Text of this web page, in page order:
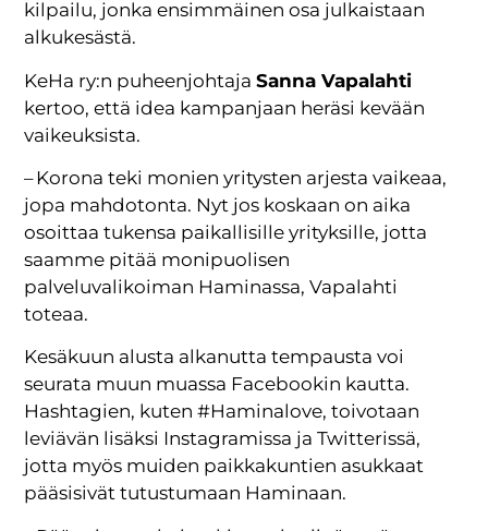
kilpailu, jonka ensimmäinen osa julkaistaan
alkukesästä.
KeHa ry:n puheenjohtajaSanna Vapalahti
kertoo, että idea kampanjaan heräsi kevään
vaikeuksista.
– Korona teki monien yritysten arjesta vaikeaa,
jopa mahdotonta. Nyt jos koskaan on aika
osoittaa tukensa paikallisille yrityksille, jotta
saamme pitää monipuolisen
palveluvalikoiman Haminassa, Vapalahti
toteaa.
Kesäkuun alusta alkanutta tempausta voi
seurata muun muassa Facebookin kautta.
Hashtagien, kuten #Haminalove, toivotaan
leviävän lisäksi Instagramissa ja Twitterissä,
jotta myös muiden paikkakuntien asukkaat
pääsisivät tutustumaan Haminaan.